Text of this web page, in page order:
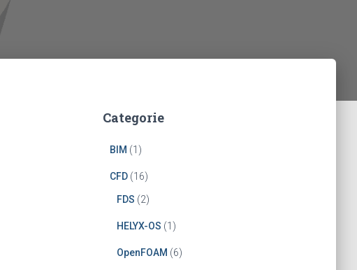
Categorie
BIM (1)
CFD(16)
FDS (2)
HELYX-OS (1)
OpenFOAM (6)